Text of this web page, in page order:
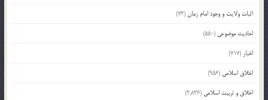
اثبات ولایت و وجود امام زمان(73)
احادیث موضوعی (550)
اخبار (717)
اخلاق اسلامی (956)
اخلاق و تربیت اسلامی (2,836)